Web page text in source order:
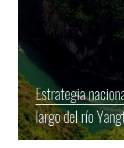
Estrategia
largo del río